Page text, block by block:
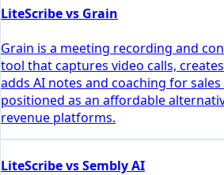
LiteScribe vs Grain
Grain is a meeting recording and
tool that captures video calls,
adds AI notes and coaching for
positioned as an affordable
revenue platforms.
LiteScribe vs Sembly AI